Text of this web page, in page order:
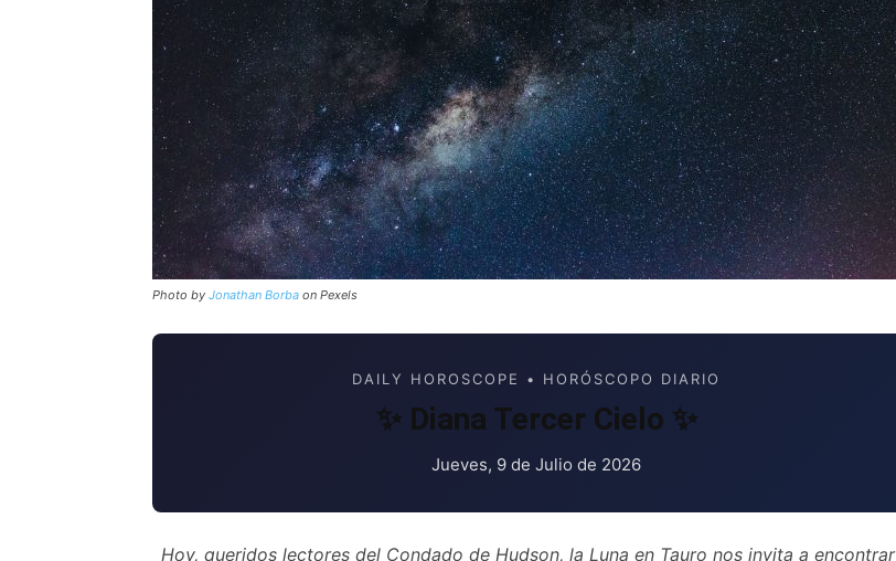
Photo by Jonathan Borba on Pexels
DAILY HOROSCOPE • HORÓSCOPO DIARIO
✨ Diana Tercer Cielo ✨
Jueves, 9 de Julio de 2026
Hoy, queridos lectores del Condado de Hudson, la Luna en Tauro nos invita a encontrar